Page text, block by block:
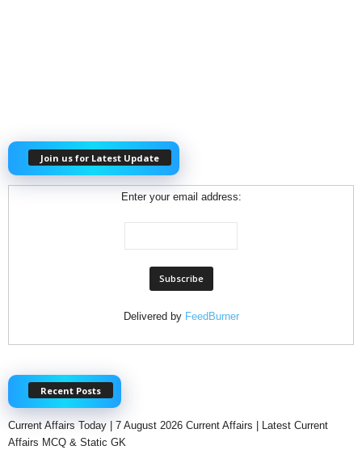
Join us for Latest Update
Enter your email address:
Delivered by FeedBurner
Recent Posts
Current Affairs Today | 7 August 2026 Current Affairs | Latest Current
Affairs MCQ & Static GK